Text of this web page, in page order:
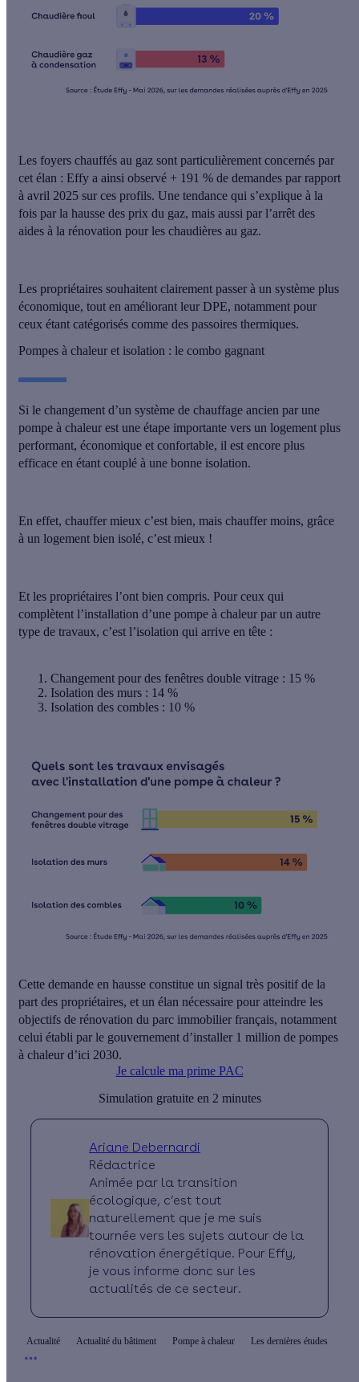
Les foyers chauffés au gaz sont particulièrement concernés par
cet élan : Effy a ainsi observé + 191 % de demandes par rapport
à avril 2025 sur ces profils. Une tendance qui s’explique à la
fois par la hausse des prix du gaz, mais aussi par l’arrêt des
aides à la rénovation pour les chaudières au gaz.
Les propriétaires souhaitent clairement passer à un système plus
économique, tout en améliorant leur DPE, notamment pour
ceux étant catégorisés comme des passoires thermiques.
Pompes à chaleur et isolation : le combo gagnant
Si le changement d’un système de chauffage ancien par une
pompe à chaleur est une étape importante vers un logement plus
performant, économique et confortable, il est encore plus
efficace en étant couplé à une bonne isolation.
En effet, chauffer mieux c’est bien, mais chauffer moins, grâce
à un logement bien isolé, c’est mieux !
Et les propriétaires l’ont bien compris. Pour ceux qui
complètent l’installation d’une pompe à chaleur par un autre
type de travaux, c’est l’isolation qui arrive en tête :
Changement pour des fenêtres double vitrage : 15 %
Isolation des murs : 14 %
Isolation des combles : 10 %
Cette demande en hausse constitue un signal très positif de la
part des propriétaires, et un élan nécessaire pour atteindre les
objectifs de rénovation du parc immobilier français, notamment
celui établi par le gouvernement d’installer 1 million de pompes
à chaleur d’ici 2030.
Je calcule ma prime PAC
Simulation gratuite en 2 minutes
Ariane Debernardi
Rédactrice
Animée par la transition
écologique, c’est tout
naturellement que je me suis
tournée vers les sujets autour de la
rénovation énergétique. Pour Effy,
je vous informe donc sur les
actualités de ce secteur.
Actualité Actualité du bâtiment Pompe à chaleur Les dernières études